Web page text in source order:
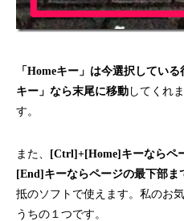
「Homeキー」は今選択してい
キー」なら末尾に移動 してくれ
す。
また、
[Ctrl]+[Home]キーならペ
[End]キーならページの最下部ま
抵のソフトで使えます。私のお
うちの１つです。